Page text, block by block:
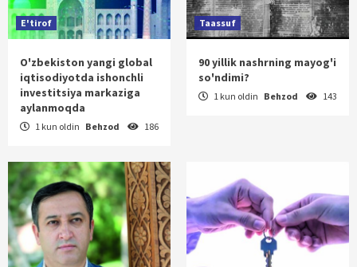
E'tirof
O'zbekiston yangi global
iqtisodiyotda ishonchli
investitsiya markaziga
aylanmoqda
1 kun oldin Behzod 186
Taassuf
90 yillik nashrning mayog'i
so'ndimi?
1 kun oldin Behzod 143